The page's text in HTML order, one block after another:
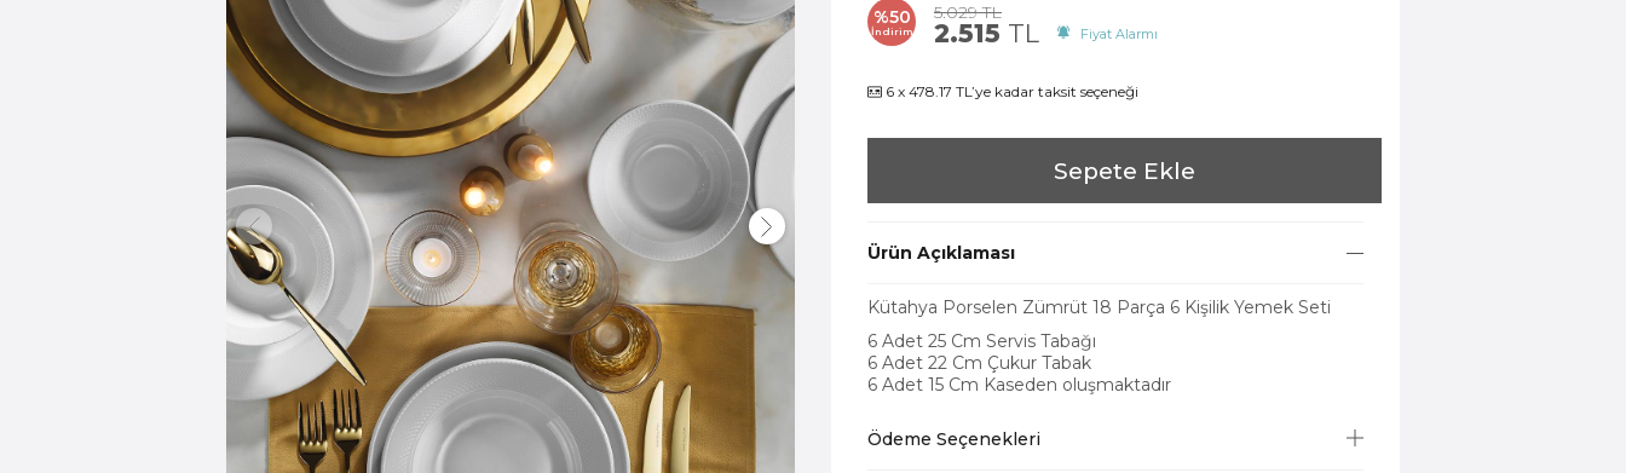
%50
İndirim
5.029TL
2.515 TL Fiyat Alarmı
6 x 478.17 TL’ye kadar taksit seçeneği
Sepete Ekle
Ürün Açıklaması
Kütahya Porselen Zümrüt 18 Parça 6 Kişilik Yemek Seti
6 Adet 25 Cm Servis Tabağı
6 Adet 22 Cm Çukur Tabak
6 Adet 15 Cm Kaseden oluşmaktadır
Ödeme Seçenekleri